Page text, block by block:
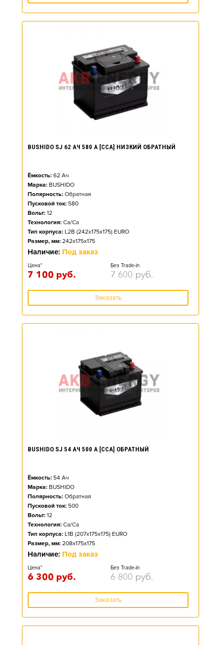
BUSHIDO SJ 62 АЧ 580 А [CCA] НИЗКИЙ ОБРАТНЫЙ
Ёмкость: 62 Ач
Марка: BUSHIDO
Полярность: Обратная
Пусковой ток: 580
Вольт: 12
Технология: Ca/Ca
Тип корпуса: L2B (242x175x175) EURO
Размер, мм: 242x175x175
Наличие: Под заказ
Цена*
7 100 руб.
Без Trade-in
7 600 руб.
Заказать
BUSHIDO SJ 54 АЧ 500 А [CCA] ОБРАТНЫЙ
Ёмкость: 54 Ач
Марка: BUSHIDO
Полярность: Обратная
Пусковой ток: 500
Вольт: 12
Технология: Ca/Ca
Тип корпуса: L1B (207x175x175) EURO
Размер, мм: 208x175x175
Наличие: Под заказ
Цена*
6 300 руб.
Без Trade-in
6 800 руб.
Заказать